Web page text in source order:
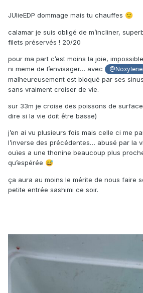
JUlieEDP dommage mais tu chauffes 🙂
calamar je suis obligé de m’incliner,
filets préservés ! 20/20
pour ma part c’est moins la joie,
ni meme de l’envisager… avec
@Noxylene
malheureusement est bloqué par ses
sans vraiment croiser de vie.
sur 33m je croise des poissons de surface
dire si la vie doit être basse)
j’en ai vu plusieurs fois mais celle ci me
l’inverse des précédentes… abusé par la
ouïes a une thonine beaucoup plus
qu’espérée 😅
ça aura au moins le mérite de nous faire
petite entrée sashimi ce soir.